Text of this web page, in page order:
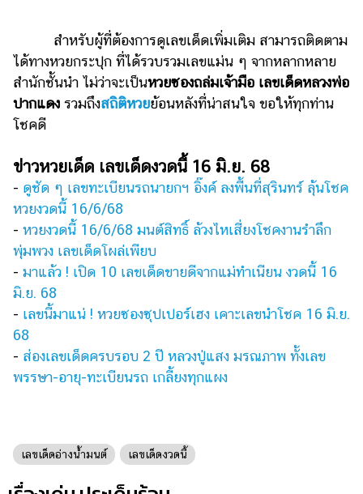
สำหรับผู้ที่ต้องการดูเลขเด็ดเพิ่มเติม สามารถติดตาม
ได้ทางหวยกระปุก ที่ได้รวบรวมเลขแม่น ๆ จากหลากหลาย
สำนักชั้นนำ ไม่ว่าจะเป็นหวยซองถล่มเจ้ามือ เลขเด็ดหลวงพ่อ
ปากแดง รวมถึงสถิติหวยย้อนหลังที่น่าสนใจ ขอให้ทุกท่าน
โชคดี
ข่าวหวยเด็ด เลขเด็ดงวดนี้ 16 มิ.ย. 68
- ดูชัด ๆ เลขทะเบียนรถนายกฯ อิ๊งค์ ลงพื้นที่สุรินทร์ ลุ้นโชค
หวยงวดนี้ 16/6/68
- หวยงวดนี้ 16/6/68 มนต์สิทธิ์ ล้วงไหเสี่ยงโชคงานรำลึก
พุ่มพวง เลขเด็ดโผล่เพียบ
- มาแล้ว ! เปิด 10 เลขเด็ดขายดีจากแม่ทำเนียน งวดนี้ 16
มิ.ย. 68
- เลขนี้มาแน่ ! หวยซองซุปเปอร์เฮง เคาะเลขนำโชค 16 มิ.ย.
68
- ส่องเลขเด็ดครบรอบ 2 ปี หลวงปู่แสง มรณภาพ ทั้งเลข
พรรษา-อายุ-ทะเบียนรถ เกลี้ยงทุกแผง
เลขเด็ดอ่างน้ำมนต์ เลขเด็ดงวดนี้